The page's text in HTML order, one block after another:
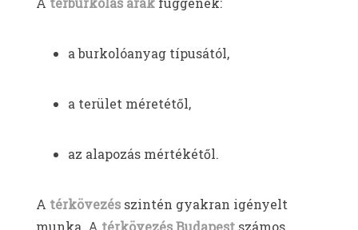
a burkolóanyag típusától,
a terület méretétől,
az alapozás mértékétől.
A térkövezés szintén gyakran igényelt
munka. A térkövezés Budapest számos